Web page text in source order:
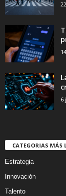
6
CATEGORIAS MÁS
Estrategia
Innovación
Talento